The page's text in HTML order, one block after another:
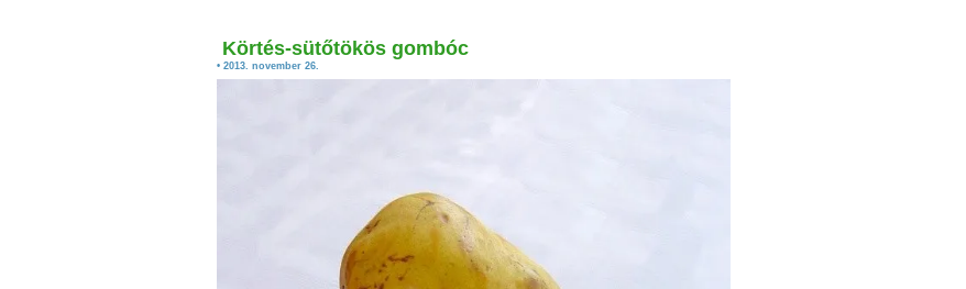
Körtés-sütőtökös gombóc
• 2013. november 26.